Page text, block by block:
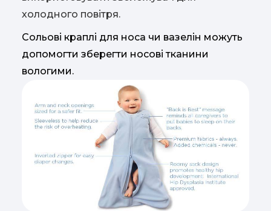
холодного повітря.
Сольові краплі для носа чи вазелін можуть
допомогти зберегти носові тканини
вологими.